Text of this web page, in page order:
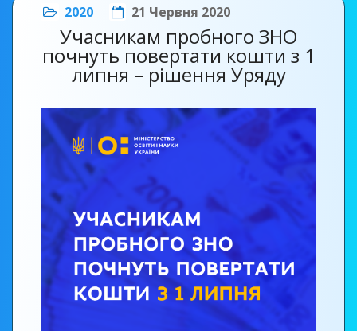
2020 21 Червня 2020
Учасникам пробного ЗНО
почнуть повертати кошти з 1
липня – рішення Уряду